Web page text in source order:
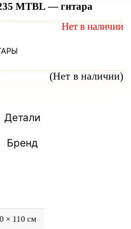
MTBL — гитара
(Нет в наличии)
Нет в наличии
Детали
Бренд
× 110 см